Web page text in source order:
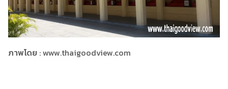
ภาพโดย : www.thaigoodview.com